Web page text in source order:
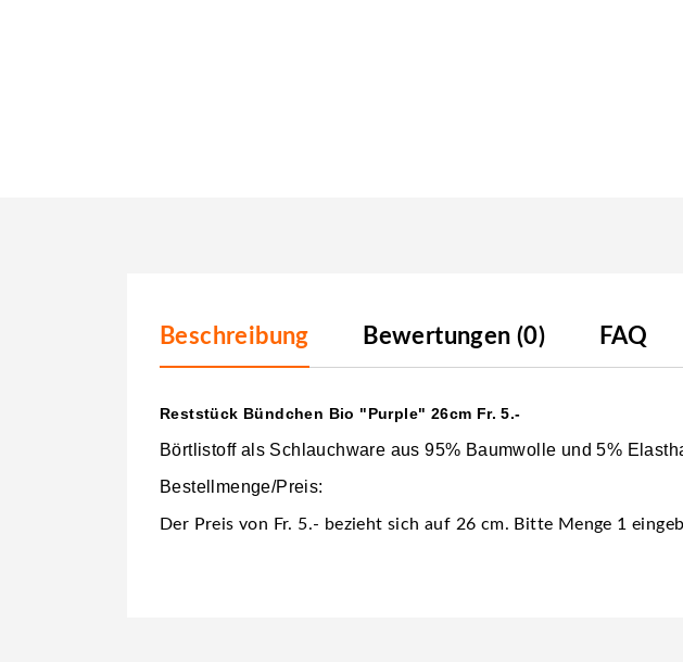
Beschreibung Bewertungen (0) FAQ
Reststück Bündchen Bio "Purple" 26cm Fr. 5.-
Börtlistoff als Schlauchware aus 95% Baumwolle und 5%
Bestellmenge/Preis:
Der Preis von Fr. 5.- bezieht sich auf 26 cm. Bitte Menge 1